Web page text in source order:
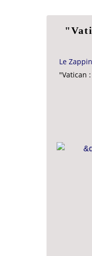
Le
"Vatican